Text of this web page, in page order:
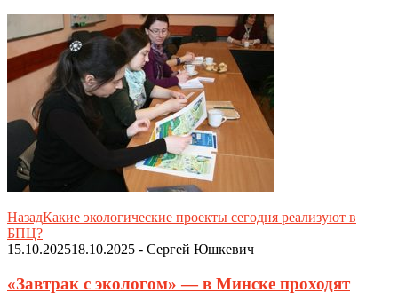
НазадКакие экологические проекты сегодня реализуют в
БПЦ?
15.10.202518.10.2025 - Сергей Юшкевич
«Завтрак с экологом» — в Минске проходят